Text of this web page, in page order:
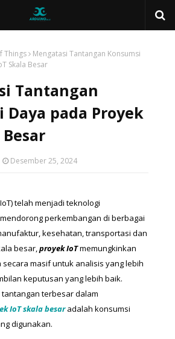
Things
Mengatasi Tantangan Konsumsi
Skala Besar
Tantangan
Daya pada Proyek
Desember 25, 2024
telah menjadi teknologi
perkembangan di berbagai
kesehatan, transportasi dan
besar, proyek IoT memungkinkan
masif untuk analisis yang lebih
keputusan yang lebih baik.
terbesar dalam
IoT skala besar adalah konsumsi
digunakan.